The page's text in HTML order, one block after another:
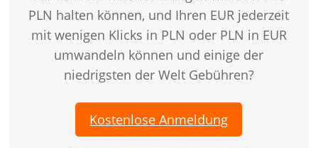
PLN halten können, und Ihren EUR jederzeit
mit wenigen Klicks in PLN oder PLN in EUR
umwandeln können und einige der
niedrigsten der Welt Gebühren?
Kostenlose Anmeldung